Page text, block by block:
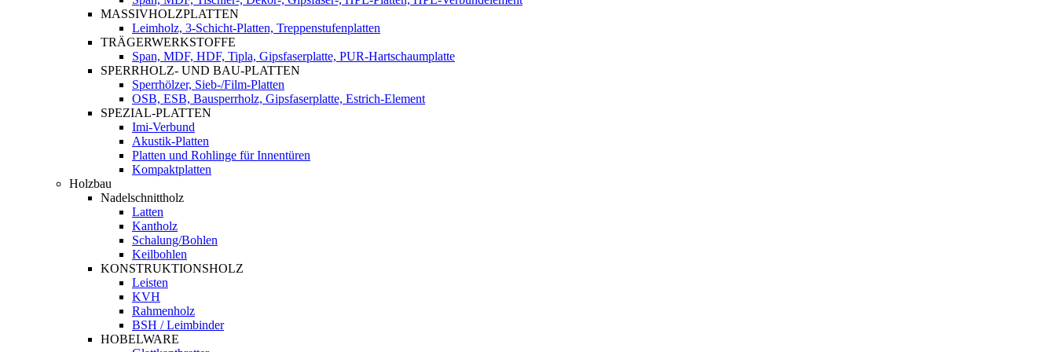
MASSIVHOLZPLATTEN
Leimholz, 3-Schicht-Platten, Treppenstufenplatten
TRÄGERWERKSTOFFE
Span, MDF, HDF, Tipla, Gipsfaserplatte, PUR-Hartschaumplatte
SPERRHOLZ- UND BAU-PLATTEN
Sperrhölzer, Sieb-/Film-Platten
OSB, ESB, Bausperrholz, Gipsfaserplatte, Estrich-Element
SPEZIAL-PLATTEN
Imi-Verbund
Akustik-Platten
Platten und Rohlinge für Innentüren
Kompaktplatten
Holzbau
Nadelschnittholz
Latten
Kantholz
Schalung/Bohlen
Keilbohlen
KONSTRUKTIONSHOLZ
Leisten
KVH
Rahmenholz
BSH / Leimbinder
HOBELWARE